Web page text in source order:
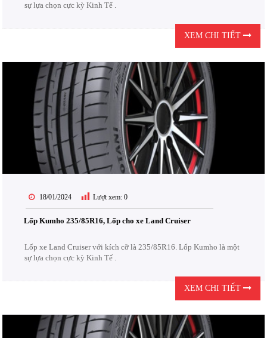
sự lựa chọn cực kỳ Kinh Tế .
XEM CHI TIẾT
18/01/2024 Lượt xem: 0
Lốp Kumho 235/85R16, Lốp cho xe Land Cruiser
Lốp xe Land Cruiser với kích cỡ là 235/85R16. Lốp Kumho là một
sự lựa chọn cực kỳ Kinh Tế .
XEM CHI TIẾT